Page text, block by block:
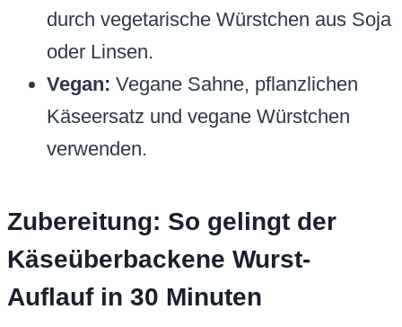
durch vegetarische Würstchen aus Soja
oder Linsen.
Vegan: Vegane Sahne, pflanzlichen
Käseersatz und vegane Würstchen
verwenden.
Zubereitung: So gelingt der
Käseüberbackene Wurst-
Auflauf in 30 Minuten